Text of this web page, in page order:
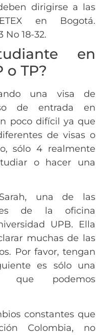
dirigirse a las
en Bogotá.
No 18-32.
en
o TP?
una visa de
de entrada en
poco difícil ya que
de visas o
sólo 4 realmente
o hacer una
una de las
de la oficina
UPB. Ella
muchas de las
Por favor, tengan
es sólo una
que podemos
constantes que
Colombia, no